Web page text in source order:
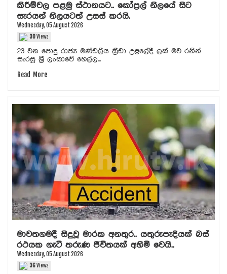
කිරීම්වල පළමු ස්ථානයට.. කෝප්‍රල් නිලයේ සිට
සැරයන් නිලයටත් උසස් කරයි.
Wednesday, 05 August 2026
30Views
23 වන පොදු රාජ්‍ය මණ්ඩලීය ක්‍රීඩා උළලේදී ලක් මව රනින්
සැරසූ ශ්‍රී ලංකාවේ හෙල්ල...
Read More
මාවතගමදී සිදුවූ මාරක අනතුර.. යතුරුපැදියක් බස්
රථයක ගැටී තරුණ ජීවිතයක් අහිමි වෙයි..
Wednesday, 05 August 2026
36Views